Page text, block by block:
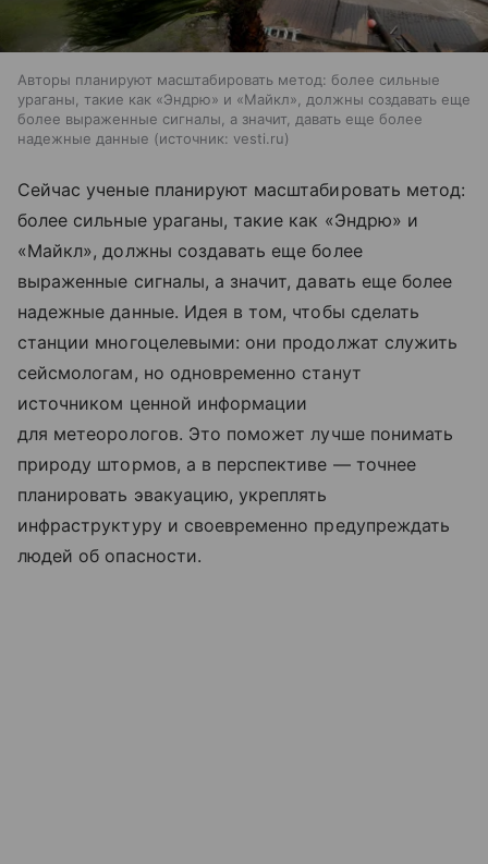
Авторы планируют масштабировать метод: более сильные
ураганы, такие как «Эндрю» и «Майкл», должны создавать еще
более выраженные сигналы, а значит, давать еще более
надежные данные
источник: vesti.ru
Сейчас ученые планируют масштабировать метод:
более сильные ураганы, такие как «Эндрю» и
«Майкл», должны создавать еще более
выраженные сигналы, а значит, давать еще более
надежные данные. Идея в том, чтобы сделать
станции многоцелевыми: они продолжат служить
сейсмологам, но одновременно станут
источником ценной информации
для метеорологов. Это поможет лучше понимать
природу штормов, а в перспективе — точнее
планировать эвакуацию, укреплять
инфраструктуру и своевременно предупреждать
людей об опасности.